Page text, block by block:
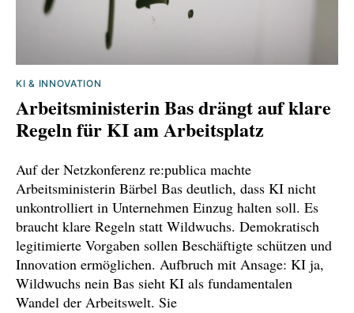
KI & INNOVATION
Arbeitsministerin Bas drängt auf klare
Regeln für KI am Arbeitsplatz
Auf der Netzkonferenz re:publica machte
Arbeitsministerin Bärbel Bas deutlich, dass KI nicht
unkontrolliert in Unternehmen Einzug halten soll. Es
braucht klare Regeln statt Wildwuchs. Demokratisch
legitimierte Vorgaben sollen Beschäftigte schützen und
Innovation ermöglichen. Aufbruch mit Ansage: KI ja,
Wildwuchs nein Bas sieht KI als fundamentalen
Wandel der Arbeitswelt. Sie